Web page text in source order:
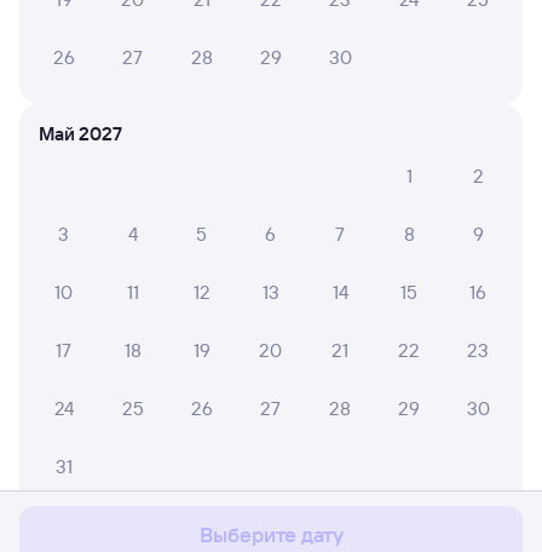
с сайтом.
26 27 28 29 30
Май 2027
1
2
3 4 5 6 7 8 9
10 11 12 13 14 15 16
17 18 19 20 21 22 23
24 25 26 27 28 29 30
31
Выберите дату